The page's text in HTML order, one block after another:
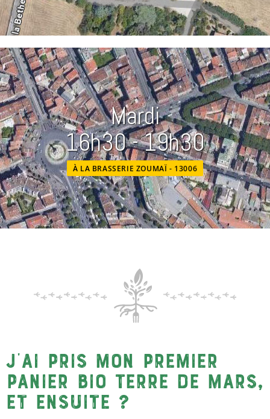
Mardi
16h30 - 19h30
À LA BRASSERIE ZOUMAÏ - 13006
OUVRIR LA CARTE
J’ai pris mon premier
panier bio Terre de Mars,
et ensuite ?